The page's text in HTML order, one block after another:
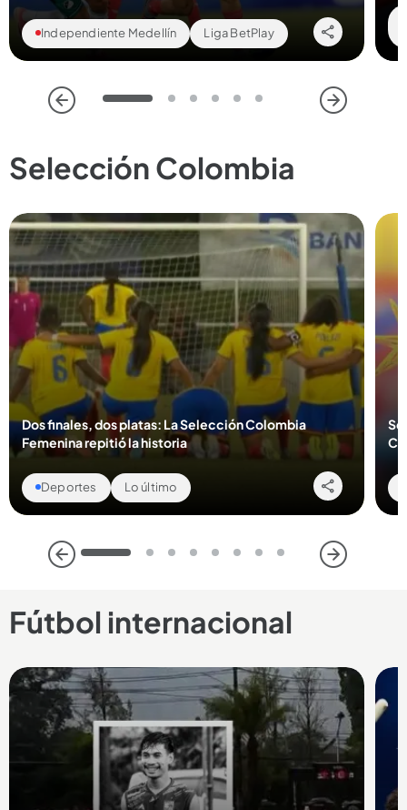
Independiente Medellín Liga BetPlay
1 2 3 4 5 6
Selección Colombia
Dos finales, dos platas: La Selección Colombia
Femenina repitió la historia
Deportes Lo último
1 2 3 4 5 6 7 8
Fútbol internacional